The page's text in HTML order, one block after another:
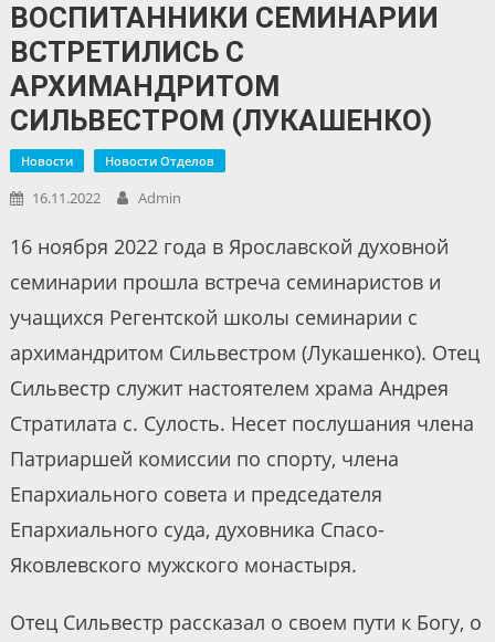
ВОСПИТАННИКИ СЕМИНАРИИ
ВСТРЕТИЛИСЬ С
АРХИМАНДРИТОМ
СИЛЬВЕСТРОМ (ЛУКАШЕНКО)
Новости Новости Отделов
16.11.2022 Admin
16 ноября 2022 года в Ярославской духовной
семинарии прошла встреча семинаристов и
учащихся Регентской школы семинарии с
архимандритом Сильвестром (Лукашенко). Отец
Сильвестр служит настоятелем храма Андрея
Стратилата с. Сулость. Несет послушания члена
Патриаршей комиссии по спорту, члена
Епархиального совета и председателя
Епархиального суда, духовника Спасо-
Яковлевского мужского монастыря.
Отец Сильвестр рассказал о своем пути к Богу, о